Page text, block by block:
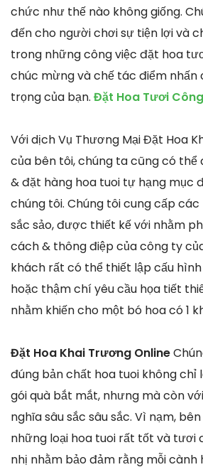
chức như thế nào không giống.
đến cho người chơi sự tiện lợi và
trong những công việc đặt hoa
chúc mừng và chế tác điểm nhấn
trọng của bạn. Đặt Hoa Tươi
Với dịch Vụ Thương Mại Đặt Hoa
của bên tôi, chúng ta cũng có thể
& đặt hàng hoa tuoi tự hạng mục
chúng tôi. Chúng tôi cung cấp
sắc sảo, được thiết kế với nhằm
cách & thông điệp của công ty
khách rất có thể thiết lập cấu
hoặc thậm chí yêu cầu họa tiết
nhằm khiến cho một bó hoa có 1
Đặt Hoa Khai Trương Online
đúng bản chất hoa tuoi không chỉ
gói quà bắt mắt, nhưng mà còn
nghĩa sâu sắc sâu sắc. Vì nạm,
những loại hoa tuoi rất tốt và tươi
nhị nhằm bảo đảm rằng mỗi cành